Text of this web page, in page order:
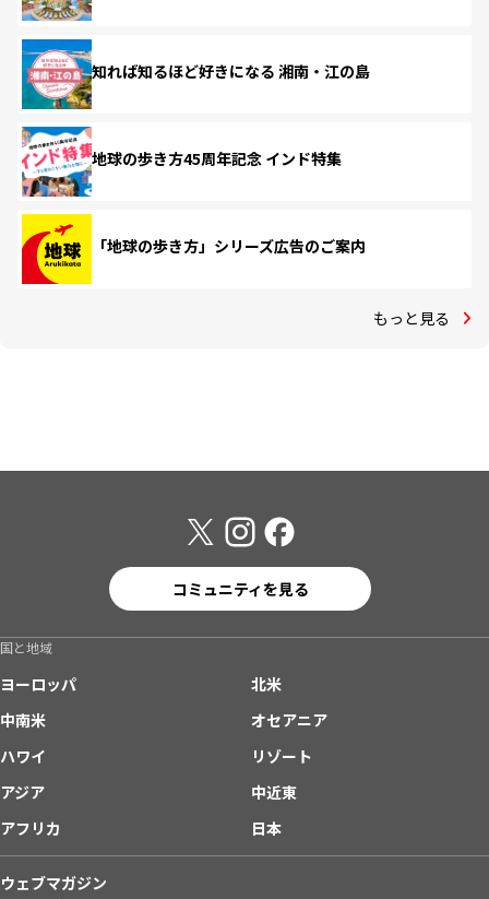
知れば知るほど好きになる 湘南・江の島
地球の歩き方45周年記念 インド特集
「地球の歩き方」シリーズ広告のご案内
もっと見る
コミュニティを見る
国と地域
ヨーロッパ
北米
中南米
オセアニア
ハワイ
リゾート
アジア
中近東
アフリカ
日本
ウェブマガジン